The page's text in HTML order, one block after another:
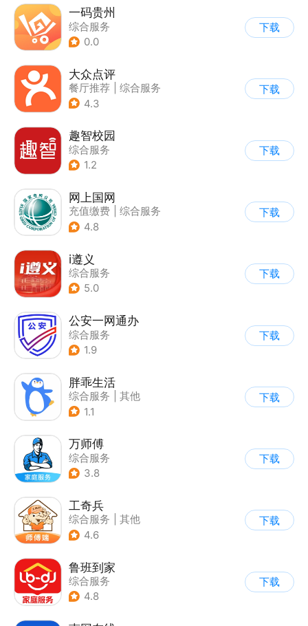
一码贵州
综合服务
0.0
下载
大众点评
餐厅推荐
综合服务
4.3
下载
趣智校园
综合服务
1.2
下载
网上国网
充值缴费
综合服务
4.8
下载
i遵义
综合服务
5.0
下载
公安一网通办
综合服务
| 业务咨询办理
1.9
下载
胖乖生活
综合服务
其他
1.1
下载
万师傅
综合服务
3.8
下载
工奇兵
综合服务
其他
4.6
下载
鲁班到家
综合服务
4.8
下载